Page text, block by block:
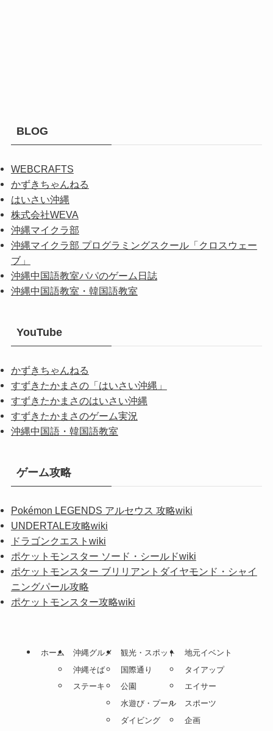
BLOG
WEBCRAFTS
かずきちゃんねる
はいさい沖縄
株式会社WEVA
沖縄マイクラ部
沖縄マイクラ部 プログラミングスクール「クロスウェー
ブ」
沖縄中国語教室パパのゲーム日誌
沖縄中国語教室・韓国語教室
YouTube
かずきちゃんねる
すずきたかまさの「はいさい沖縄」
すずきたかまさのはいさい沖縄
すずきたかまさのゲーム実況
沖縄中国語・韓国語教室
ゲーム攻略
Pokémon LEGENDS アルセウス 攻略wiki
UNDERTALE攻略wiki
ドラゴンクエストwiki
ポケットモンスター ソード・シールドwiki
ポケットモンスター ブリリアントダイヤモンド・シャイ
ニングパール攻略
ポケットモンスター攻略wiki
ホーム
沖縄グルメ
沖縄そば
ステーキ
観光・スポット
国際通り
公園
水遊び・プール
ダイビング
地元イベント
タイアップ
エイサー
スポーツ
企画